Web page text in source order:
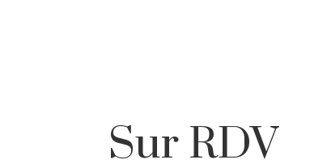
Sur RDV